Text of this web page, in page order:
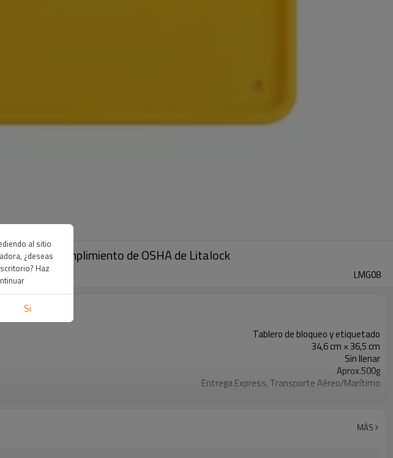
| Cumplimiento de OSHA de Litalock
LMG08
Tablero de bloqueo y etiquetado
34,6 cm × 36,5 cm
Sin llenar
Aprox.500g
Entrega Express, Transporte Aéreo/Marítimo
MÁS
al sitio
¿deseas
Haz
Si